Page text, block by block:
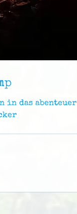
in das abenteuer